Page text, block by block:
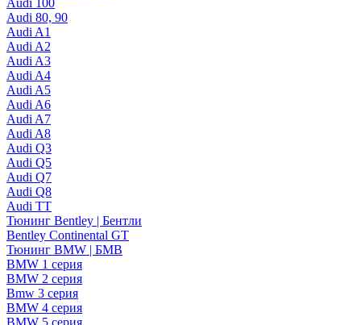
Audi 100
Audi 80, 90
Audi A1
Audi A2
Audi A3
Audi A4
Audi A5
Audi A6
Audi A7
Audi A8
Audi Q3
Audi Q5
Audi Q7
Audi Q8
Audi TT
Тюнинг Bentley | Бентли
Bentley Continental GT
Тюнинг BMW | БМВ
BMW 1 серия
BMW 2 серия
Bmw 3 серия
BMW 4 серия
BMW 5 серия